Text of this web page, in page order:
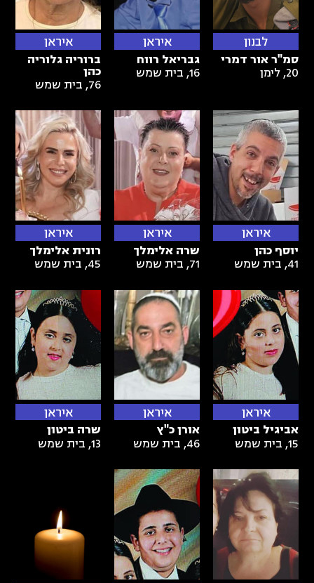
לבנון
סמ"ר אור דמרי
20
,לימן
איראן
גבריאל רווח
16
, בית שמש
איראן
ברוריה גלוריה
כהן
76
, בית שמש
איראן
יוסף כהן
41
, בית שמש
איראן
שרה אלימלך
71
, בית שמש
איראן
רונית אלימלך
45
, בית שמש
איראן
אביגיל ביטון
15
, בית שמש
איראן
אורן כ"ץ
46
, בית שמש
איראן
שרה ביטון
13
, בית שמש